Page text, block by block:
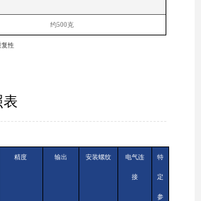
约500克
性
表
精度 输出 安装螺纹 电气连
接
特
定
参